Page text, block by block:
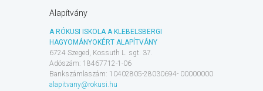
Alapítvány
A RÓKUSI ISKOLA A KLEBELSBERGI
HAGYOMÁNYOKÉRT ALAPÍTVÁNY
6724 Szeged, Kossuth L. sgt. 37.
Adószám: 18467712-1-06
Bankszámlaszám: 10402805-28030694- 00000000
alapitvany@rokusi.hu